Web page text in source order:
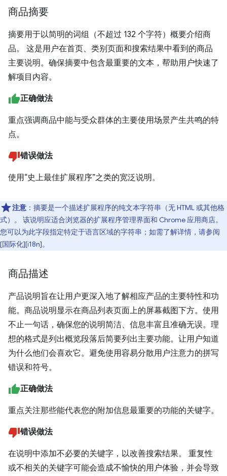
商品摘要
摘要用于以简明的词组（不超过 132 个字符）概要介绍商
品。 这是用户在首页、类别页面和搜索结果中看到的商品
主要说明。确保摘要中包含最重要的文本，帮助用户快速了
解项目内容。
正确做法
重点强调商品中能与受众群体的主要使用场景产生共鸣的特
点。
错误做法
使用“史上最佳扩展程序”之类的宽泛说明。
注意 ：摘要是一个描述扩展程序的纯文本字符串（无 HTML 或其他格
式）。 该说明应适合浏览器的扩展程序管理界面和 Chrome 应用商店。
您可以为此字段指定特定于语言区域的字符串；如需了解详情，请参阅
[国际化][i18n]。
商品描述
产品说明旨在让用户更深入地了解相应产品的主要特性和功
能。商品说明显示在商品列表页面上的屏幕截图下方。使用
不止一句话，确保您的说明简洁、信息丰富且准确无误。理
想的格式是列出概览段落后简要列出主要功能。让用户知道
为什么他们会喜欢它。避免使用容易分散用户注意力的拼写
错误和符号。
正确做法
重点关注那些能代表您的附加信息最重要的功能的关键字。
错误做法
在说明中添加不必要的关键字，以改善搜索结果。 重复性
或不相关的关键字可能会造成不愉快的用户体验，并会导致